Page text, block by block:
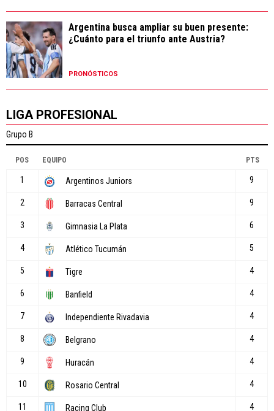
Argentina busca ampliar su buen presente:
¿Cuánto para el triunfo ante Austria?
PRONÓSTICOS
LIGA PROFESIONAL